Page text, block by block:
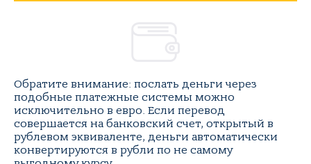
Обратите внимание: послать деньги через
подобные платежные системы можно
исключительно в евро. Если перевод
совершается на банковский счет, открытый в
рублевом эквиваленте, деньги автоматически
конвертируются в рубли по не самому